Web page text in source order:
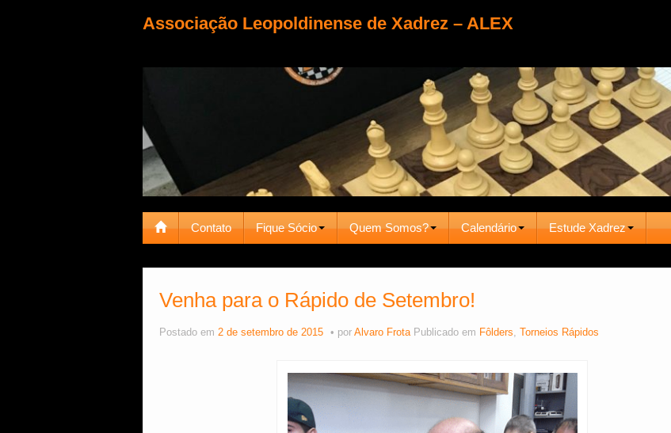
Associação Leopoldinense de Xadrez – ALEX
Contato Fique Sócio Quem Somos? Calendário Estude Xadrez
Venha para o Rápido de Setembro!
Postado em 2 de setembro de 2015 por Alvaro Frota Publicado em Fôlders, Torneios Rápidos